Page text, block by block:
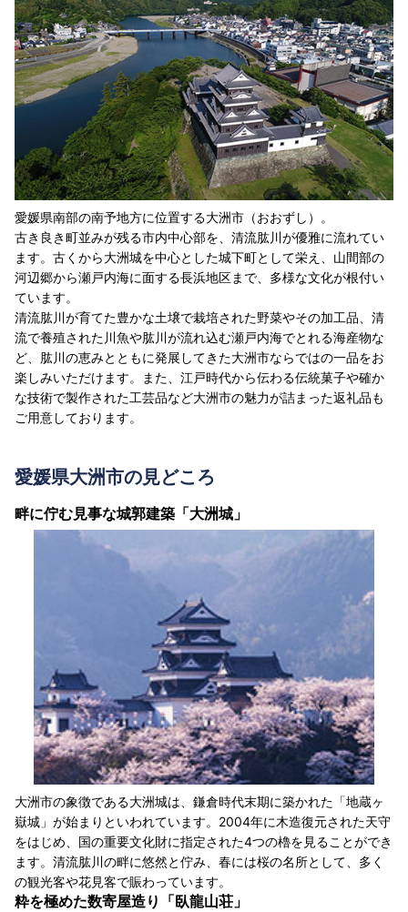
愛媛県南部の南予地方に位置する大洲市（おおずし）。
古き良き町並みが残る市内中心部を、清流肱川が優雅に流れてい
ます。古くから大洲城を中心とした城下町として栄え、山間部の
河辺郷から瀬戸内海に面する長浜地区まで、多様な文化が根付い
ています。
清流肱川が育てた豊かな土壌で栽培された野菜やその加工品、清
流で養殖された川魚や肱川が流れ込む瀬戸内海でとれる海産物な
ど、肱川の恵みとともに発展してきた大洲市ならではの一品をお
楽しみいただけます。また、江戸時代から伝わる伝統菓子や確か
な技術で製作された工芸品など大洲市の魅力が詰まった返礼品も
ご用意しております。
愛媛県大洲市の見どころ
畔に佇む見事な城郭建築「大洲城」
大洲市の象徴である大洲城は、鎌倉時代末期に築かれた「地蔵ヶ
嶽城」が始まりといわれています。2004年に木造復元された天守
をはじめ、国の重要文化財に指定された4つの櫓を見ることができ
ます。清流肱川の畔に悠然と佇み、春には桜の名所として、多く
の観光客や花見客で賑わっています。
粋を極めた数寄屋造り「臥龍山荘」